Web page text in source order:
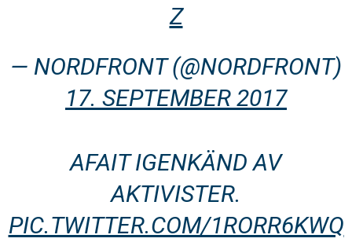
Z
— NORDFRONT (@NORDFRONT)
17. SEPTEMBER 2017
AFAIT IGENKÄND AV
AKTIVISTER.
PIC.TWITTER.COM/1RORR6KWQ